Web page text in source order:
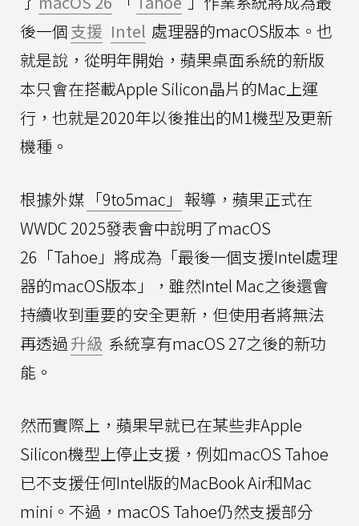
後一個支援 Intel 處理器的macOS版本。也
就是說，從明年開始，蘋果桌面系統的新版
本只會在搭載Apple Silicon晶片的Mac上運
行，也就是2020年以後推出的M1機型及更新
機種。
根據外媒 「9to5mac」 報導，蘋果正式在
WWDC 2025發表會中說明了macOS
26「Tahoe」將成為「最後一個支援Intel處理
器的macOS版本」，雖然Intel Mac之後還會
持續收到重要的安全更新，但使用者將無法
再透過升級 系統享有macOS 27之後的新功
能。
然而實際上，蘋果早就已在某些非Apple
Silicon機型上停止支援，例如macOS Tahoe
已不支援任何Intel版的MacBook Air和Mac
mini。不過，macOS Tahoe仍然支援部分